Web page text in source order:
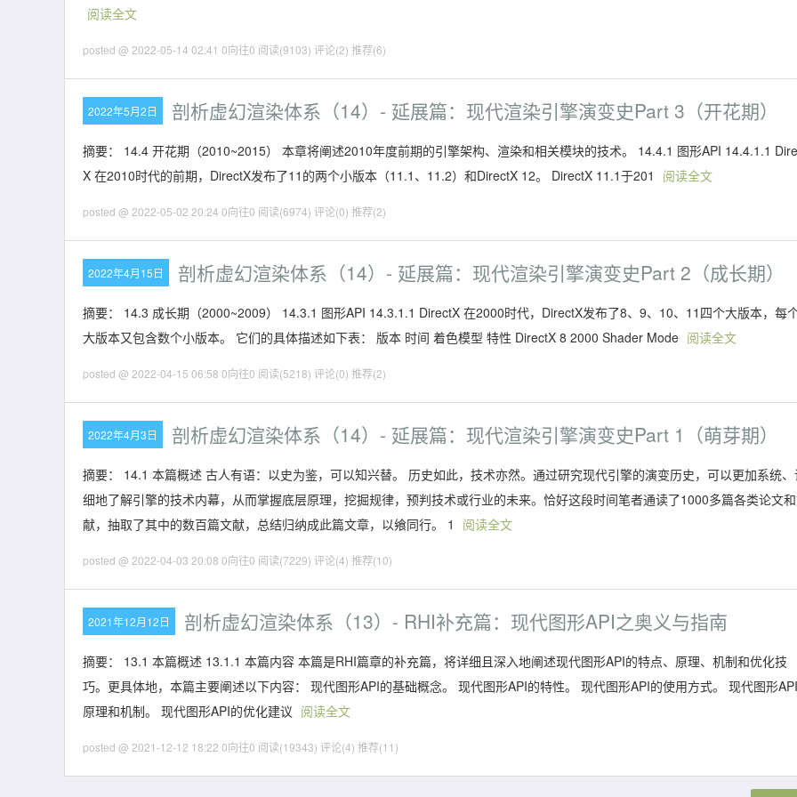
阅读全文
posted @ 2022-05-14 02:41 0向往0 阅读(9103) 评论(2) 推荐(6)
2022年5月2日 剖析虚幻渲染体系（14）- 延展篇：现代渲染引擎演变史Part 3（开花期）
摘要： 14.4 开花期（2010~2015） 本章将阐述2010年度前期的引擎架构、渲染和相关模块的技术。 14.4.1 图形API 14.4.1.1
X 在2010时代的前期，DirectX发布了11的两个小版本（11.1、11.2）和DirectX 12。 DirectX 11.1于201
阅读全文
posted @ 2022-05-02 20:24 0向往0 阅读(6974) 评论(0) 推荐(2)
2022年4月15日 剖析虚幻渲染体系（14）- 延展篇：现代渲染引擎演变史Part 2（成长期）
摘要： 14.3 成长期（2000~2009） 14.3.1 图形API 14.3.1.1 DirectX 在2000时代，DirectX发布了8、9、10、11四个大版本，每
大版本又包含数个小版本。 它们的具体描述如下表： 版本 时间 着色模型 特性 DirectX 8 2000 Shader Mode 阅读全文
posted @ 2022-04-15 06:58 0向往0 阅读(5218) 评论(0) 推荐(2)
2022年4月3日 剖析虚幻渲染体系（14）- 延展篇：现代渲染引擎演变史Part 1（萌芽期）
摘要： 14.1 本篇概述 古人有语：以史为鉴，可以知兴替。 历史如此，技术亦然。通过研究现代引擎的演变历史，可以更加系统
细地了解引擎的技术内幕，从而掌握底层原理，挖掘规律，预判技术或行业的未来。恰好这段时间笔者通读了1000多篇各类论文
献，抽取了其中的数百篇文献，总结归纳成此篇文章，以飨同行。 1
阅读全文
posted @ 2022-04-03 20:08 0向往0 阅读(7229) 评论(4) 推荐(10)
2021年12月12日 剖析虚幻渲染体系（13）- RHI补充篇：现代图形API之奥义与指南
摘要： 13.1 本篇概述 13.1.1 本篇内容 本篇是RHI篇章的补充篇，将详细且深入地阐述现代图形API的特点、原理、机制和优化技
巧。更具体地，本篇主要阐述以下内容： 现代图形API的基础概念。 现代图形API的特性。 现代图形API的使用方式。 现代图形
原理和机制。 现代图形API的优化建议 阅读全文
posted @ 2021-12-12 18:22 0向往0 阅读(19343) 评论(4) 推荐(11)